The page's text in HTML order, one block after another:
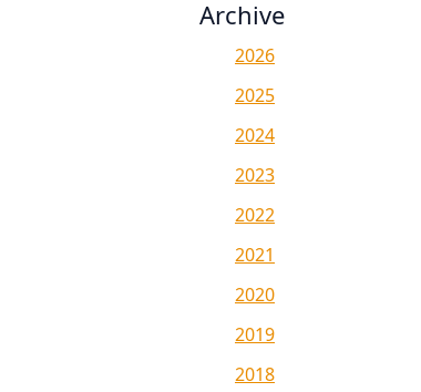
Archive
2026
2025
2024
2023
2022
2021
2020
2019
2018